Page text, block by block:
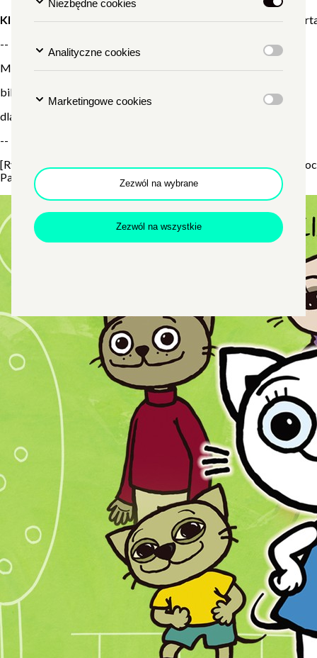
popup
Dołącz do newslettera
POTWIERDŹ ADRES EMAIL
Wyrażam zgodę na przetwarzanie danych osobowych
w celu skorzystania z usługi newsletter.
Administratorem danych osobowych jest Centrum
Kultury ZAMEK z siedzibą w Poznaniu. Zapoznałem/am
się z informacjami dotyczącymi przetwarzania danych
osobowych, które są zawarte w
Polityce prywatności.
WYŚLIJ
KICIA KOCIA MÓWI DZIEŃ DOBRY, reż. Anna Błaszczyk,
--
Miejsce wydarzenia:Sala Kinowa
bilety
dla kogo: dzieci, młodzież, dorośli
--
[Rysowany plakat przedstawia białą, humanoidalną kotkę i jej
Pacek.]
Niezbędne cookies
Analityczne cookies
Marketingowe cookies
Zezwól na wybrane
Zezwól na wszystkie